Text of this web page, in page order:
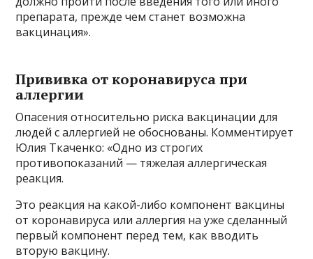
препарата, прежде чем станет возможна
вакцинация».
Прививка от коронавируса при
аллергии
Опасения относительно риска вакцинации для
людей с аллергией не обоснованы. Комментирует
Юлия Ткаченко: «Одно из строгих
противопоказаний — тяжелая аллергическая
реакция.
Это реакция на какой-либо компонент вакцины
от коронавируса или аллергия на уже сделанный
первый компонент перед тем, как вводить
вторую вакцину.